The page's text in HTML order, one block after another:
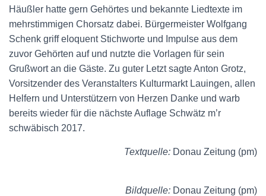
Häußler hatte gern Gehörtes und bekannte Liedtexte im
mehrstimmigen Chorsatz dabei. Bürgermeister Wolfgang
Schenk griff eloquent Stichworte und Impulse aus dem
zuvor Gehörten auf und nutzte die Vorlagen für sein
Grußwort an die Gäste. Zu guter Letzt sagte Anton Grotz,
Vorsitzender des Veranstalters Kulturmarkt Lauingen, allen
Helfern und Unterstützern von Herzen Danke und warb
bereits wieder für die nächste Auflage Schwätz m’r
schwäbisch 2017.
Textquelle: Donau Zeitung (pm)
Bildquelle: Donau Zeitung (pm)